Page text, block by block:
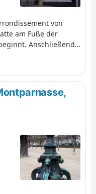
von
am Fuße der
Anschließend
dieses
Georges Brassens
und dann in dem
gedacht. Die